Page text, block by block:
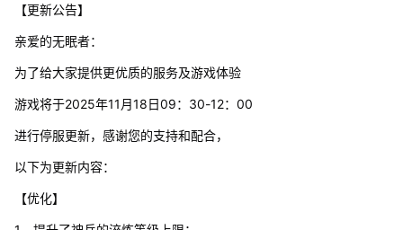
【更新公告】
亲爱的无眠者：
为了给大家提供更优质的服务及游戏体验
游戏将于2025年11月18日09：30-12：00
进行停服更新，感谢您的支持和配合，
以下为更新内容：
【优化】